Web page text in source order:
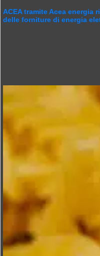
ACEA tramite Acea energia
delle forniture di energia